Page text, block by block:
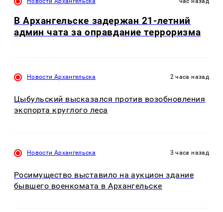
В Архангельске задержан 21-летний
админ чата за оправдание терроризма
Новости Архангельска 2 часа назад
Цыбульский высказался против возобновления
экспорта круглого леса
Новости Архангельска 3 часа назад
Росимущество выставило на аукцион здание
бывшего военкомата в Архангельске